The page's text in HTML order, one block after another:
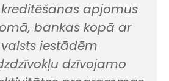
apjomus
bankas kopā ar
iestādēm
dzīvojamo